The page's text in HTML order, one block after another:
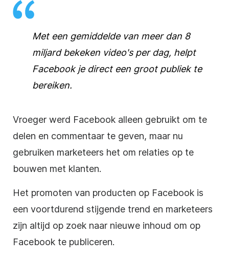
Met een gemiddelde van meer dan 8
miljardbekeken video'sper dag, helpt
Facebook je direct een groot publiek te
bereiken.
Vroeger werd Facebook alleen gebruikt om te
delen en commentaar te geven, maar nu
gebruiken marketeers het om relaties op te
bouwen met klanten.
Het promoten van producten op Facebook is
een voortdurend stijgende trend en marketeers
zijn altijd op zoek naar nieuwe inhoud om op
Facebook te publiceren.